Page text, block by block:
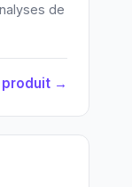
de
produit →